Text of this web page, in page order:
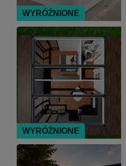
WYRÓŻNIONE
WYRÓŻNIONE